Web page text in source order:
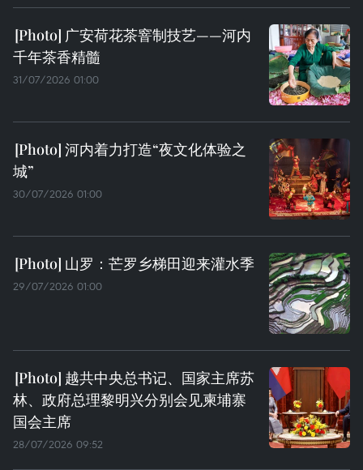
广安荷花茶窨制技艺——河内
千年茶香精髓
31/07/2026 01:00
河内着力打造“夜文化体验之
城”
30/07/2026 01:00
山罗：芒罗乡梯田迎来灌水季
29/07/2026 01:00
越共中央总书记、国家主席苏
林、政府总理黎明兴分别会见柬埔寨
国会主席
28/07/2026 09:52